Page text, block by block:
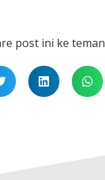
post ini ke teman